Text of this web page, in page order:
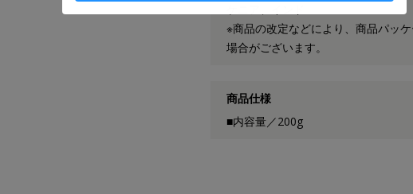
※商品の改定などにより、商品パッ
場合がございます。
商品仕様
■内容量／200g